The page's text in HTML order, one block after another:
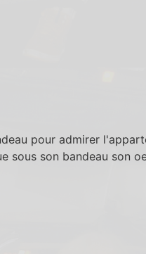
pour admirer
sous son bandeau son